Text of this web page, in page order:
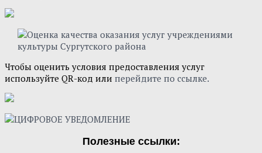
Чтобы оценить условия предоставления услуг
используйте QR-код или перейдите по ссылке.
Полезные ссылки: